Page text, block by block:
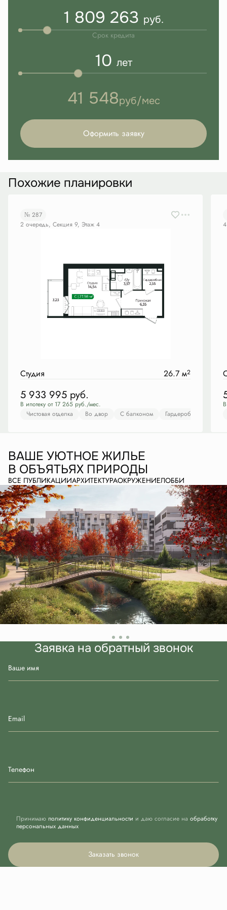
1 809 263 руб.
Срок кредита
10 лет
41 548руб/мес
Оформить заявку
Похожие планировки
№ 287
2 очередь, Секция 9, Этаж 4
Студия 26.7 м2
5 933 995 руб.
В ипотеку от 17 265 руб./мес.
Чистовая отделка
Во двор С балконом Гардеробная
ВАШЕ УЮТНОЕ ЖИЛЬЕ
В ОБЪЯТЬЯХ ПРИРОДЫ
ВСЕ ПУБЛИКАЦИИАРХИТЕКТУРАОКРУЖЕНИЕЛОББИ
Заявка на обратный звонок
Ваше имя
Email
Телефон
Принимаю политику конфиденциальности и даю согласие на обработку
персональных данных
Заказать звонок